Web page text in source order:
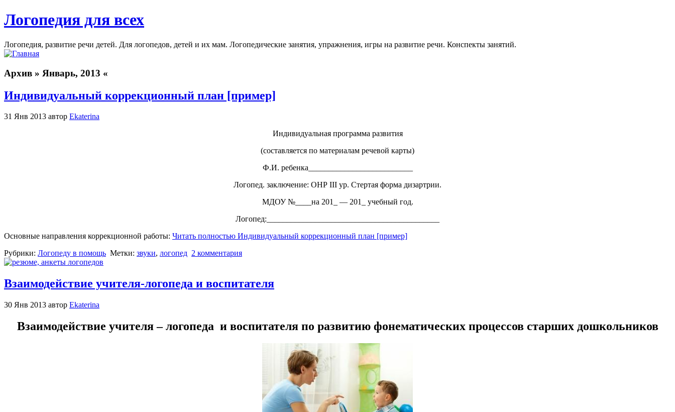
Логопедия для всех
Логопедия, развитие речи детей. Для логопедов, детей и их мам. Логопедические занятия, упражнения, игры на развитие речи. Конспекты занятий.
Архив » Январь, 2013 «
Индивидуальный коррекционный план [пример]
31 Янв 2013 автор Ekaterina
Индивидуальная программа развития
(составляется по материалам речевой карты)
Ф.И. ребенка__________________________
Логопед. заключение: ОНР III ур. Стертая форма дизартрии.
МДОУ №____на 201_ — 201_ учебный год.
Логопед:___________________________________________
Основные направления коррекционной работы: Читать полностью Индивидуальный коррекционный план [пример]
Рубрики: Логопеду в помощь Метки: звуки, логопед 2 комментария
Взаимодействие учителя-логопеда и воспитателя
30 Янв 2013 автор Ekaterina
Взаимодействие учителя – логопеда и воспитателя по развитию фонематических процессов старших дошкольников